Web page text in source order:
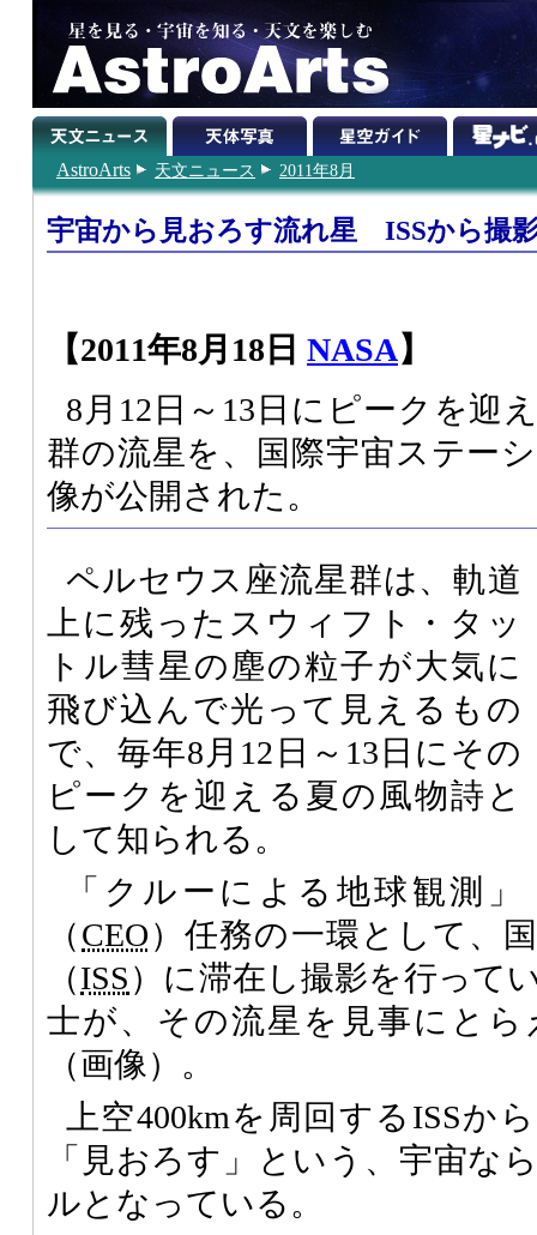
AstroArts 天文ニュース 2011年8月
宇宙から見おろす流れ星 ISSから撮
【2011年8月18日 NASA】
8月12日～13日にピークを迎
群の流星を、国際宇宙ステー
像が公開された。
ペルセウス座流星群は、軌道
上に残ったスウィフト・タッ
トル彗星の塵の粒子が大気に
飛び込んで光って見えるもの
で、毎年8月12日～13日にその
ピークを迎える夏の風物詩と
して知られる。
「クルーによる地球観測」
（CEO）任務の一環として、
（ISS）に滞在し撮影を行って
士が、その流星を見事にと
（画像）。
上空400kmを周回するISSか
「見おろす」という、宇宙な
ルとなっている。